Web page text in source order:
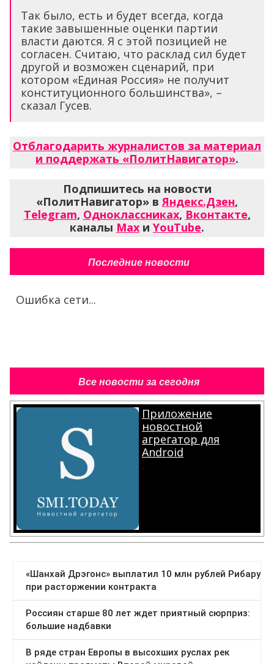
Так было, есть и будет всегда, когда
такие завышенные оценки партии
власти даются. Я с этой позицией не
согласен. Считаю, что расклад сил будет
другой и возможен сценарий, при
котором «Единая Россия» не получит
конституционного большинства», –
сказал Гусев.
Отблагодарить журналистов за материал
и поддержать «ПолитНавигатор».
Подпишитесь на новости
«ПолитНавигатор» вЯндекс.Дзен,
Telegram, Одноклассниках, Вконтакте,
каналы Max и YouTube.
Последние новости
Ошибка сети...
Все новости за сегодня
Приложение
новостной
агрегатор для
Android
.